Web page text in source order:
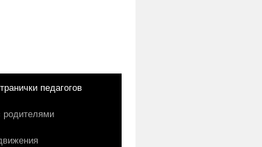
педагогов
родителями